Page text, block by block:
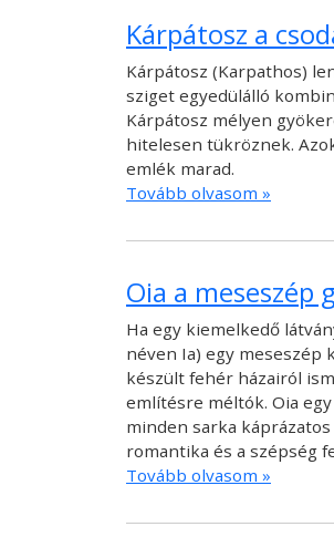
Kárpátosz a
Kárpátosz (Karpathos)
sziget egyedülálló
Kárpátosz mélyen
hitelesen tükröznek.
emlék marad.
Tovább olvasom »
Oia a meseszép
Ha egy kiemelkedő
néven Ia) egy meseszép
készült fehér házairól
említésre méltók. Oia
minden sarka
romantika és a szépség
Tovább olvasom »